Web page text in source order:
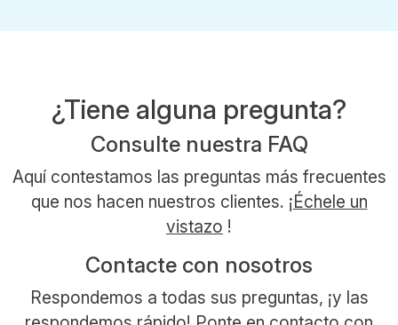
¿Tiene alguna pregunta?
Consulte nuestra FAQ
Aquí contestamos las preguntas más frecuentes
que nos hacen nuestros clientes. ¡Échele un
vistazo !
Contacte con nosotros
Respondemos a todas sus preguntas, ¡y las